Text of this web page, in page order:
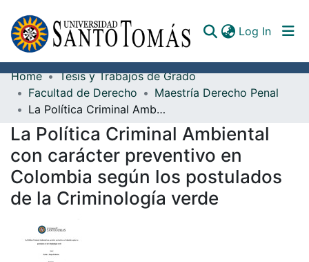
Log In
Communities & Collections
All of DSpace
Documents
Home
Tesis y Trabajos de Grado
Facultad de Derecho
Maestría Derecho Penal
La Política Criminal Ambiental con carácter preventivo en Colombia según los postulados de la Criminología verde
La Política Criminal Ambiental
con carácter preventivo en
Colombia según los postulados
de la Criminología verde